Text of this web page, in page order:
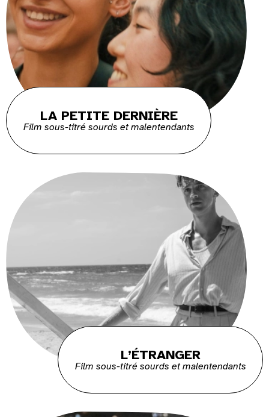
LA PETITE DERNIÈRE
Film sous-titré sourds et malentendants
L’ÉTRANGER
Film sous-titré sourds et malentendants